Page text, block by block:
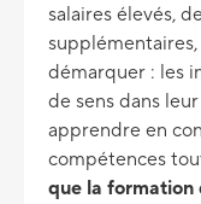
salaires élevés,
démarquer : les
de sens dans
apprendre en
compétences
que la formation